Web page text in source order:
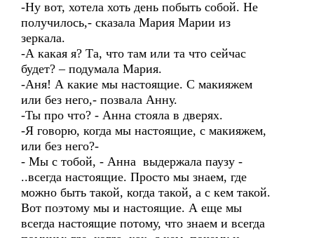
-Ну вот, хотела хоть день побыть собой. Не
получилось,- сказала Мария Марии из
зеркала.
-А какая я? Та, что там или та что сейчас
будет? – подумала Мария.
-Аня! А какие мы настоящие. С макияжем
или без него,- позвала Анну.
-Ты про что? - Анна стояла в дверях.
-Я говорю, когда мы настоящие, с макияжем,
или без него?-
- Мы с тобой, - Анна выдержала паузу -
..всегда настоящие. Просто мы знаем, где
можно быть такой, когда такой, а с кем такой.
Вот поэтому мы и настоящие. А еще мы
всегда настоящие потому, что знаем и всегда